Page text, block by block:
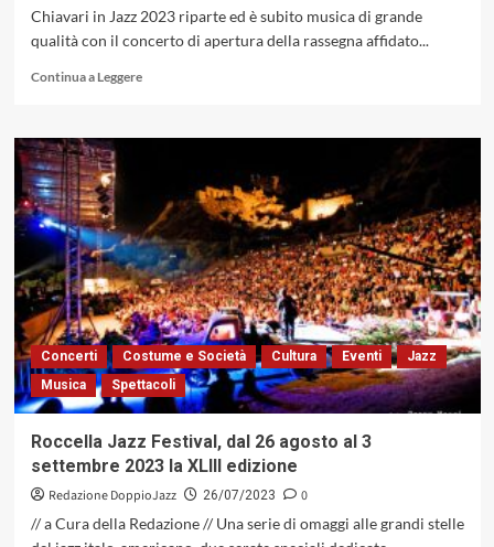
DI
Chiavari in Jazz 2023 riparte ed è subito musica di grande
qualità con il concerto di apertura della rassegna affidato...
Continua a LeggereLeggi
su
Jazz
2023
Concerti Costume e Società Cultura Eventi
Jazz
Musica
Spettacoli
Roccella Jazz Festival, dal 26 agosto al 3
settembre 2023 la XLIII edizione
Redazione DoppioJazz 26/07/2023
0
// a Cura della Redazione // Una serie di omaggi alle grandi stelle